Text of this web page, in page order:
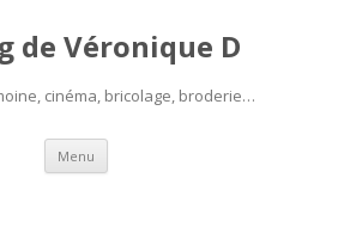
de Véronique D
cinéma, bricolage, broderie…
Menu Aller
contenu